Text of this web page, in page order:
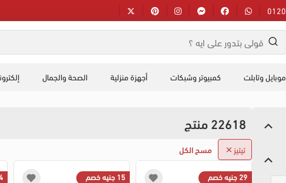
موبايل وتابلت كمبيوتر وشبكات أجهزة منزلية الصحة والجمال
22618 منتج
تيتيز مسح الكل
29 جنيه خصم 15 جنيه خصم 4